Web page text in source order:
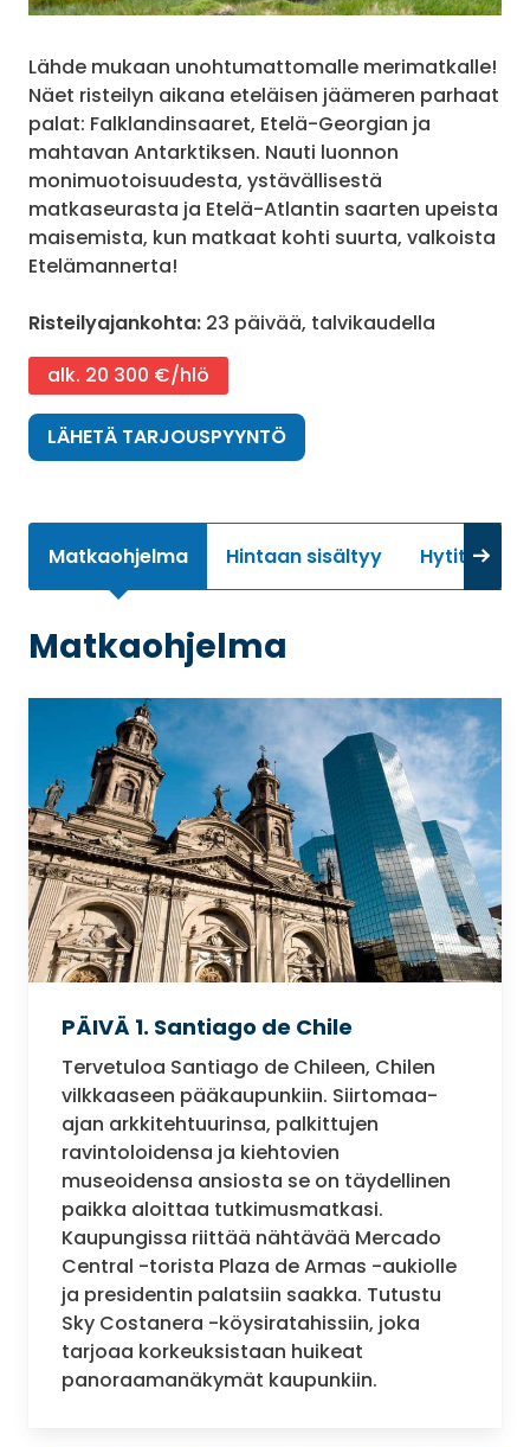
Lähde mukaan unohtumattomalle merimatkalle!
Näet risteilyn aikana eteläisen jäämeren parhaat
palat: Falklandinsaaret, Etelä-Georgian ja
mahtavan Antarktiksen. Nauti luonnon
monimuotoisuudesta, ystävällisestä
matkaseurasta ja Etelä-Atlantin saarten upeista
maisemista, kun matkaat kohti suurta, valkoista
Etelämannerta!
Risteilyajankohta: 23 päivää, talvikaudella
alk. 20 300 €/hlö
LÄHETÄ TARJOUSPYYNTÖ
Matkaohjelma Hintaan sisältyy Hytit
Matkaohjelma
PÄIVÄ 1. Santiago de Chile
Tervetuloa Santiago de Chileen, Chilen
vilkkaaseen pääkaupunkiin. Siirtomaa-
ajan arkkitehtuurinsa, palkittujen
ravintoloidensa ja kiehtovien
museoidensa ansiosta se on täydellinen
paikka aloittaa tutkimusmatkasi.
Kaupungissa riittää nähtävää Mercado
Central -torista Plaza de Armas -aukiolle
ja presidentin palatsiin saakka. Tutustu
Sky Costanera -köysiratahissiin, joka
tarjoaa korkeuksistaan huikeat
panoraamanäkymät kaupunkiin.